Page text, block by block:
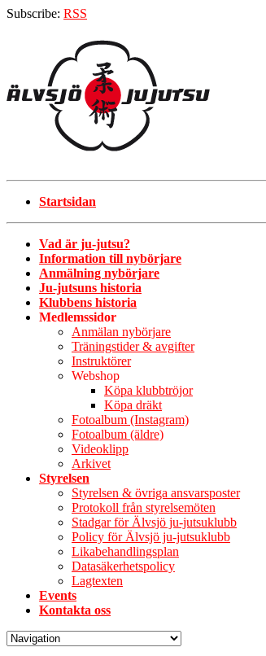
Subscribe: RSS
Startsidan
Vad är ju-jutsu?
Information till nybörjare
Anmälning nybörjare
Ju-jutsuns historia
Klubbens historia
Medlemssidor
Anmälan nybörjare
Träningstider & avgifter
Instruktörer
Webshop
Köpa klubbtröjor
Köpa dräkt
Fotoalbum (Instagram)
Fotoalbum (äldre)
Videoklipp
Arkivet
Styrelsen
Styrelsen & övriga ansvarsposter
Protokoll från styrelsemöten
Stadgar för Älvsjö ju-jutsuklubb
Policy för Älvsjö ju-jutsuklubb
Likabehandlingsplan
Datasäkerhetspolicy
Lagtexten
Events
Kontakta oss